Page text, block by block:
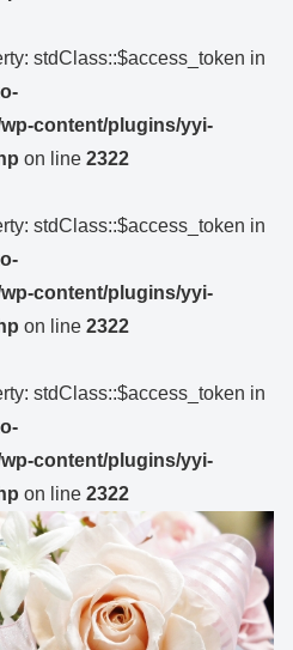
stdClass::$access_token in
content/plugins/yyi-
on line 2322
stdClass::$access_token in
content/plugins/yyi-
on line 2322
stdClass::$access_token in
content/plugins/yyi-
on line 2322